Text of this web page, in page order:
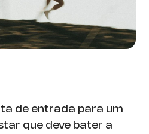
de entrada para um
que deve bater a